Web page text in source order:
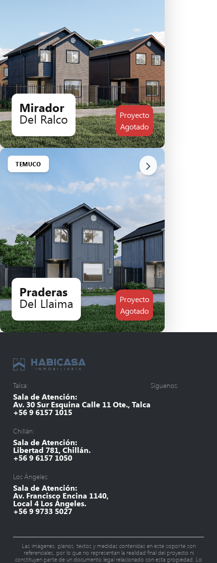
Mirador
Del Ralco
Proyecto
Agotado
TEMUCO
Praderas
Del Llaima
Proyecto
Agotado
Talca:
Sala de Atención:
Av. 30 Sur Esquina Calle 11 Ote., Talca
+56 9 6157 1015
Chillán:
Sala de Atención:
Libertad 781, Chillán.
+56 9 6157 1050
Los Ángeles:
Sala de Atención:
Av. Francisco Encina 1140,
Local 4 Los Ángeles.
+56 9 9733 5027
Síguenos:
Las imágenes, planos, textos y medidas contenidas en este soporte son
referenciales, por lo que no representan la realidad final del proyecto ni
constituyen parte de un documento legal relacionado con esta propiedad. Lo